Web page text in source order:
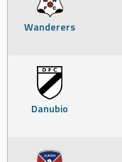
Wanderers
Danubio